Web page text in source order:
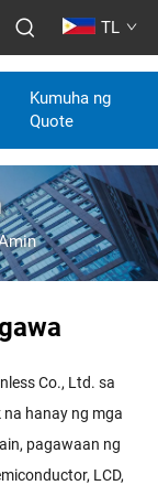
TL
Kumuha ng
Quote
Co., Ltd. sa
hanay ng mga
pagawaan ng
LCD,